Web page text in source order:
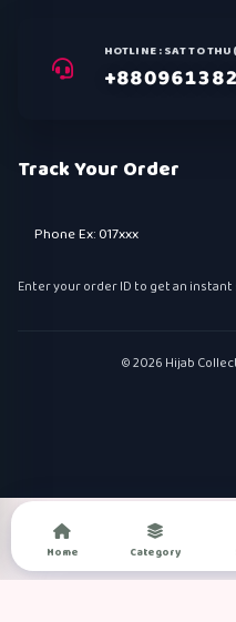
Home Category
HOTLINE : SAT TO
Track Your Order
Enter your order ID to get an
© 2026 Hijab